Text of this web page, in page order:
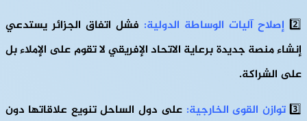
2️⃣ إصلاح آليات الوساطة الدولية: فشل اتفاق الجزائر يستدعي
إنشاء منصة جديدة برعاية الاتحاد الإفريقي لا تقوم على الإملاء بل
على الشراكة.
3️⃣توازن القوى الخارجية: على دول الساحل تنويع علاقاتها دون